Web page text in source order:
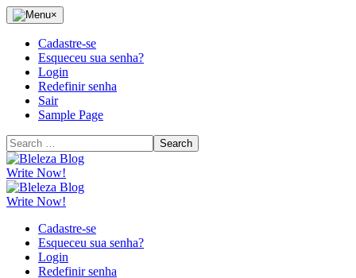
Skip
to
content
Menu ×
Cadastre-se
Esqueceu sua senha?
Login
Redefinir senha
Sair
Sample Page
Search
for:
Bleleza
Blog
Write Now!
Bleleza
Blog
Write Now!
Cadastre-se
Esqueceu sua senha?
Login
Redefinir senha